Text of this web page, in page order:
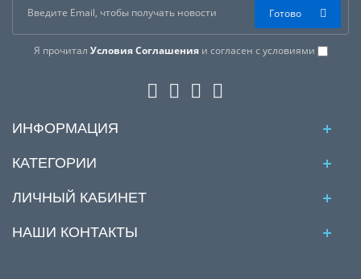
Я прочитал Условия Соглашенияи согласен с условиями
Готово
ИНФОРМАЦИЯ
КАТЕГОРИИ
ЛИЧНЫЙ КАБИНЕТ
НАШИ КОНТАКТЫ